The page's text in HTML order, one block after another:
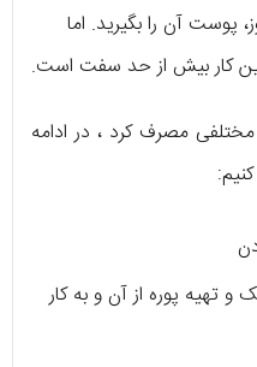
پوست آن را بگیرید. اما
کار بیش از حد سفت است.
مصرف کرد ، در ادامه
تهیه پوره از آن و به کار